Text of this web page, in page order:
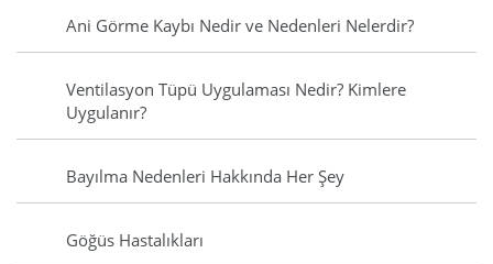
Ani Görme Kaybı Nedir ve Nedenleri Nelerdir?
Ventilasyon Tüpü Uygulaması Nedir? Kimlere
Uygulanır?
Bayılma Nedenleri Hakkında Her Şey
Göğüs Hastalıkları